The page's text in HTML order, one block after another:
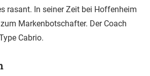
rasant. In seiner Zeit bei Hoffenheim
Markenbotschafter. Der Coach
Cabrio.